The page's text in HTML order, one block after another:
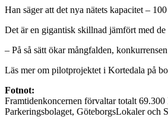
Han säger att det nya nätets kapacitet –
Det är en gigantisk skillnad jämfört med
– På så sätt ökar mångfalden,
Läs mer om pilotprojektet i Kortedala på
Fotnot:
Framtidenkoncernen förvaltar totalt 69.300
Parkeringsbolaget, GöteborgsLokaler och